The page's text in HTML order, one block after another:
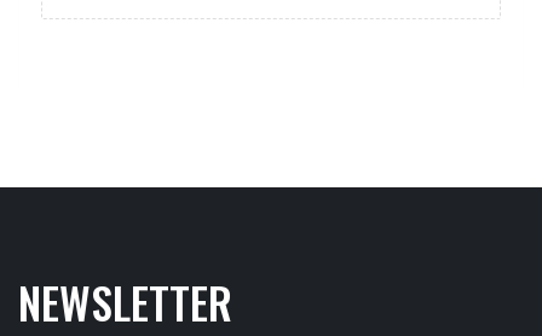
NEWSLETTER